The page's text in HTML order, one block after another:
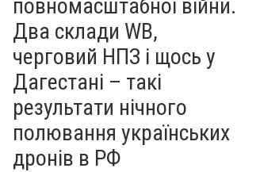
повномасштабної війни.
Два склади WB,
черговий НПЗ і щось у
Дагестані – такі
результати нічного
полювання українських
дронів в РФ